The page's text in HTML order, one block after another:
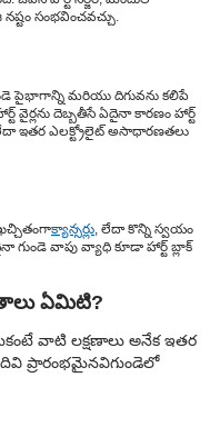
సంభవించవచ్చు.
పైభాగాన్ని మరియు దిగువను కలిపే
వైర్లను దెబ్బతీసే ఏదైనా కారణం హార్ట్
ఇతర ఎలక్ట్రోలైట్ అసాధారణతలు
క్యాన్సర్లు, లేదా కొన్ని స్వయం
గుండె వాపు వ్యాధి కూడా హార్ట్ బ్లాక్
ఏమిటి?
వాటి లక్షణాలు అనేక ఇతర
ప్రారంభమైనవిగుండెలో